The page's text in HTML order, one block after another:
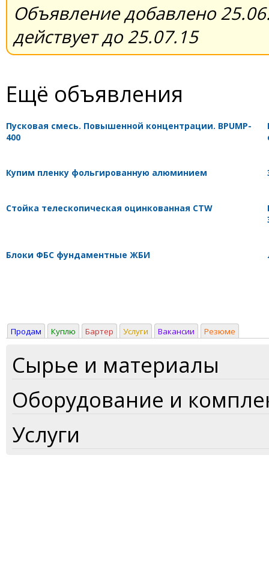
Объявление добавлено
действует до 25.07.15
Ещё объявления
Пусковая смесь. Повышенной концентрации. BPUMP-
400
Купим пленку фольгированную алюминием
Стойка телескопическая оцинкованная CTW
Блоки ФБС фундаментные ЖБИ
Продам Куплю Бартер Услуги Вакансии Резюме
Сырье и материалы
Оборудование и
Услуги